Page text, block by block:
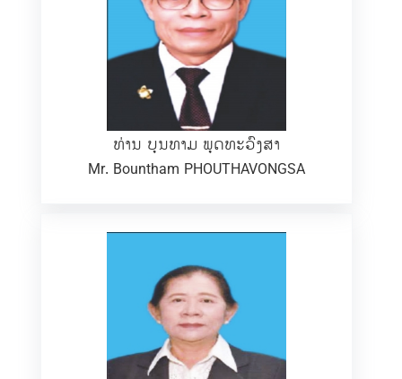
ທ່ານ ບຸນທາມ ພຸດທະວົງສາ
Mr. Bountham PHOUTHAVONGSA